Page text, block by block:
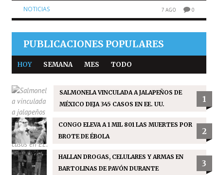
NOTICIAS 7 AGO 0
PUBLICACIONES POPULARES
HOY SEMANA MES TODO
SALMONELA VINCULADA A JALAPEÑOS DE
MÉXICO DEJA 345 CASOS EN EE. UU.
1
CONGO ELEVA A 1 MIL 801 LAS MUERTES POR
BROTE DE ÉBOLA
2
HALLAN DROGAS, CELULARES Y ARMAS EN
BARTOLINAS DE PAVÓN DURANTE
3